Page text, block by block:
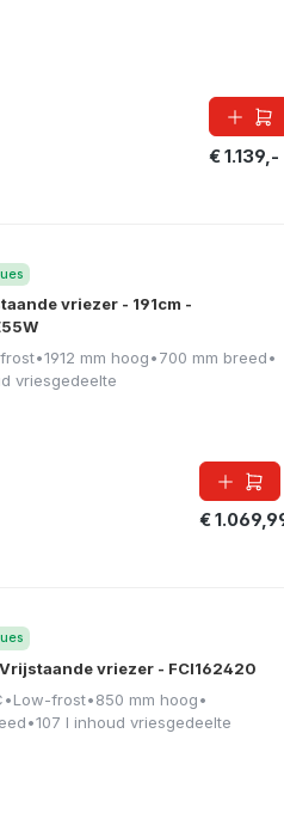
€ 1.139,-
vriezer - 191cm -
•1912 mm hoog•700 mm breed•
vriesgedeelte
€
Vrijstaande vriezer - FCI162420
•Low-frost•850 mm hoog•
•107 l inhoud vriesgedeelte